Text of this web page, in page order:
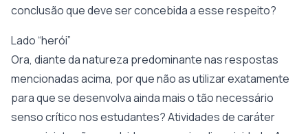
conclusão que deve ser concebida a esse respeito?
Lado “herói”
Ora, diante da natureza predominante nas respostas
mencionadas acima, por que não as utilizar exatamente
para que se desenvolva ainda mais o tão necessário
senso crítico nos estudantes? Atividades de caráter